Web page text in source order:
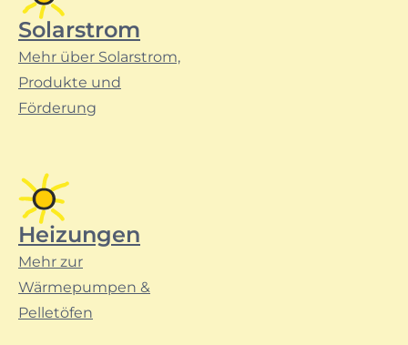
Solarstrom
Mehr über Solarstrom,
Produkte und
Förderung
Heizungen
Mehr zur
Wärmepumpen &
Pelletöfen